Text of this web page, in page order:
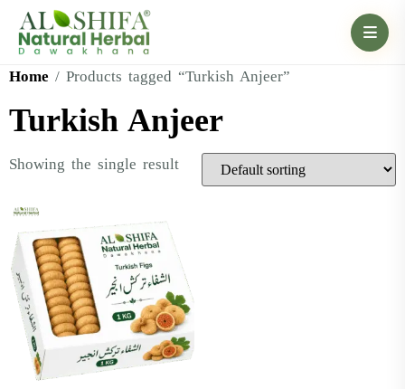
Home / Products tagged “Turkish Anjeer”
Turkish Anjeer
Showing the single result